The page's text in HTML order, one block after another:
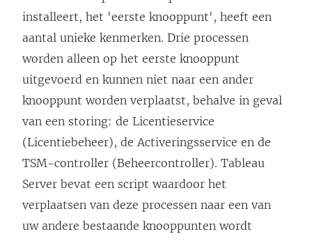
installeert, het 'eerste knooppunt', heeft een
aantal unieke kenmerken. Drie processen
worden alleen op het eerste knooppunt
uitgevoerd en kunnen niet naar een ander
knooppunt worden verplaatst, behalve in geval
van een storing: de Licentieservice
(Licentiebeheer), de Activeringsservice en de
TSM-controller (Beheercontroller). Tableau
Server bevat een script waardoor het
verplaatsen van deze processen naar een van
uw andere bestaande knooppunten wordt